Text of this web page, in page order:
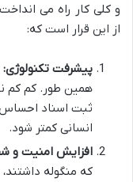
و کلی کار راه می
از این قرار است که:
پیشرفت تکنولوژی:
همین طور. کم کم
ثبت اسناد
انسانی کمتر شود.
افزایش امنیت و
که منگوله